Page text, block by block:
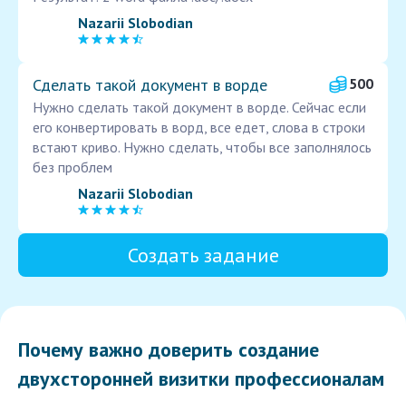
Nazarii Slobodian
Сделать такой документ в ворде
500
Нужно сделать такой документ в ворде. Сейчас если
его конвертировать в ворд, все едет, слова в строки
встают криво. Нужно сделать, чтобы все заполнялось
без проблем
Nazarii Slobodian
Создать задание
Почему важно доверить создание
двухсторонней визитки профессионалам